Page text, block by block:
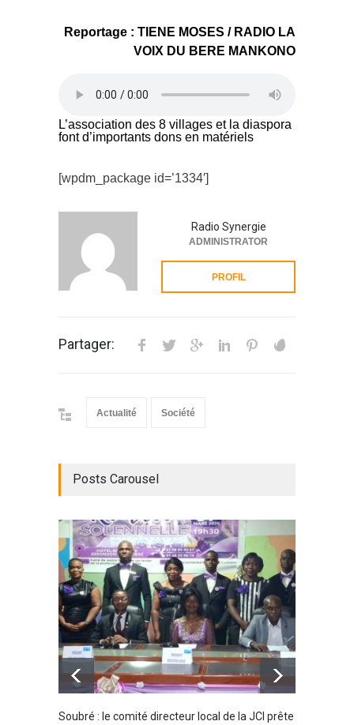
Reportage : TIENE MOSES / RADIO LA
VOIX DU BERE MANKONO
L’association des 8 villages et la diaspora
font d’importants dons en matériels
[wpdm_package id=’1334′]
Radio Synergie
ADMINISTRATOR
PROFIL
Partager:
Actualité Société
Posts Carousel
Soubré : le comité directeur local de la JCI prête